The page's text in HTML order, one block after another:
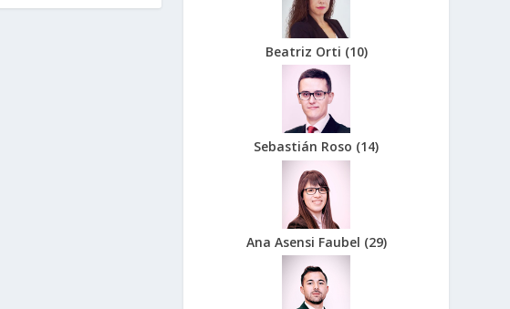
Beatriz Orti (10)
Sebastián Roso (14)
Ana Asensi Faubel (29)